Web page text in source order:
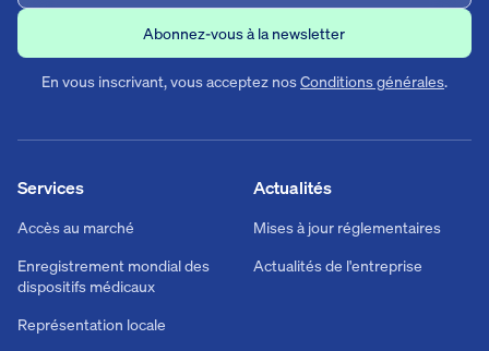
En vous inscrivant, vous acceptez nosConditions générales.
Actualités
Mises à jour réglementaires
Actualités de l'entreprise
Services
Accès au marché
Enregistrement mondial des
dispositifs médicaux
Représentation locale